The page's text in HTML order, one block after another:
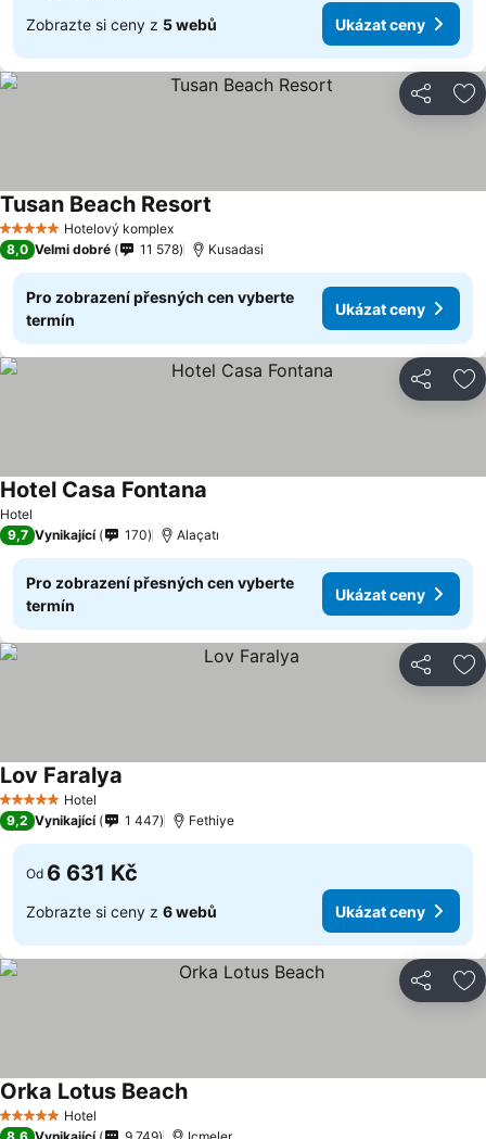
Zobrazte si ceny z 5 webů Ukázat ceny
Sdílet
5 Počet hvězdičekHotelový komplex
Tusan Beach Resort
8,0 Velmi dobré 11 578 Kusadasi
Pro zobrazení přesných cen vyberte
termín
Ukázat ceny
Sdílet
Hotel
Hotel Casa Fontana
9,7 Vynikající 170 Alaçatı
Pro zobrazení přesných cen vyberte
termín
Ukázat ceny
Sdílet
5 Počet hvězdiček
Hotel
Lov Faralya
9,2 Vynikající 1 447 Fethiye
Od 6 631 Kč
Zobrazte si ceny z 6 webů Ukázat ceny
Sdílet
5 Počet hvězdiček
Hotel
Orka Lotus Beach